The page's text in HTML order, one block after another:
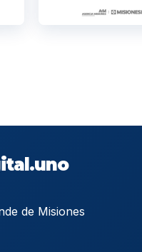
de Misiones